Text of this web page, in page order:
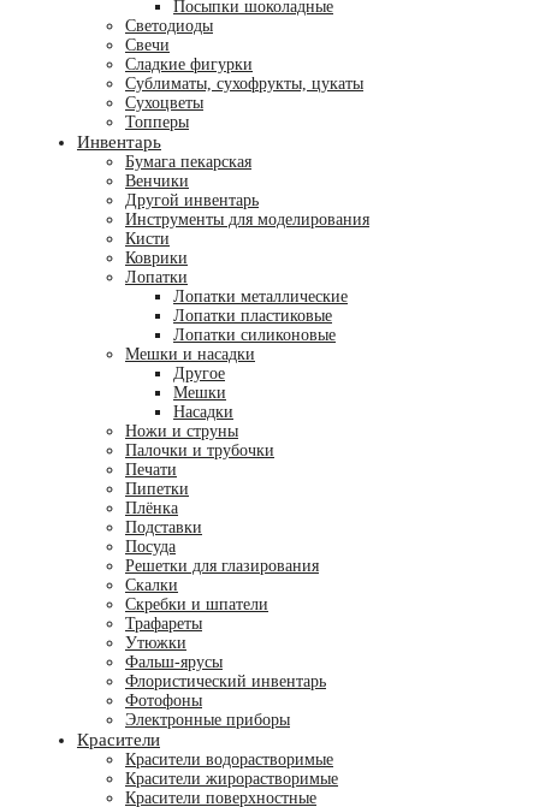
Посыпки шоколадные
Светодиоды
Свечи
Сладкие фигурки
Сублиматы, сухофрукты, цукаты
Сухоцветы
Топперы
Инвентарь
Бумага пекарская
Венчики
Другой инвентарь
Инструменты для моделирования
Кисти
Коврики
Лопатки
Лопатки металлические
Лопатки пластиковые
Лопатки силиконовые
Мешки и насадки
Другое
Мешки
Насадки
Ножи и струны
Палочки и трубочки
Печати
Пипетки
Плёнка
Подставки
Посуда
Решетки для глазирования
Скалки
Скребки и шпатели
Трафареты
Утюжки
Фальш-ярусы
Флористичес­кий инвентарь
Фотофоны
Электронные приборы
Красители
Красители водорастворимые
Красители жирорастворимые
Красители поверхностные